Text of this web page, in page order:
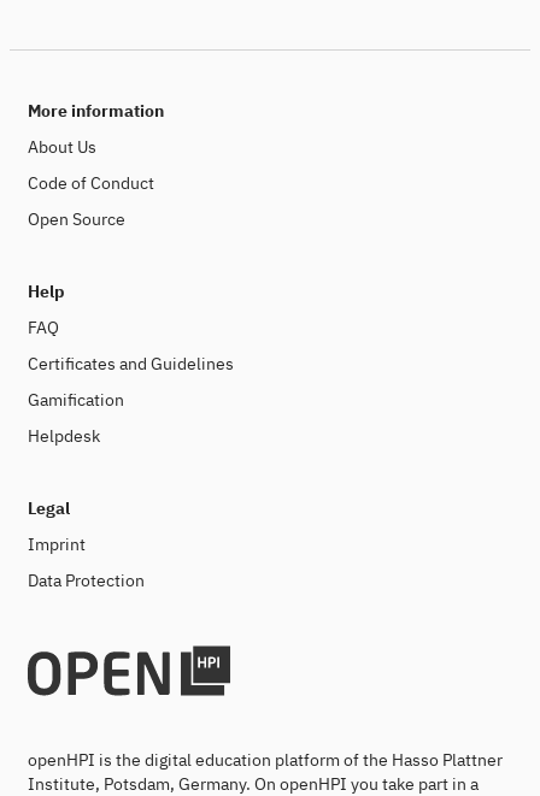
More information
About Us
Code of Conduct
Open Source
Help
FAQ
Certificates and Guidelines
Gamification
Helpdesk
Legal
Imprint
Data Protection
openHPI is the digital education platform of the Hasso Plattner
Institute, Potsdam, Germany. On openHPI you take part in a